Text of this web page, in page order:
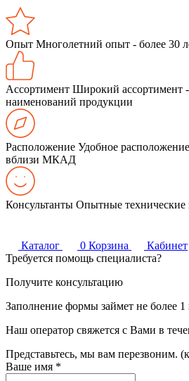
Опыт Многолетний опыт - более 30
Ассортимент Широкий ассортимент
наименований продукции
Расположение Удобное
вблизи МКАД
Консультанты Опытные технические
Каталог 0 Корзина
Кабинет
Требуется помощь специалиста?
Получите консультацию
Заполнение формы займет не более
Наш оператор свяжется с Вами в
Представьтесь, мы вам перезвоним.
Ваше имя *